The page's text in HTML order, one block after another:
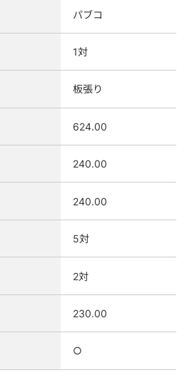
パブコ
1対
板張り
624.00
240.00
240.00
5対
2対
230.00
○